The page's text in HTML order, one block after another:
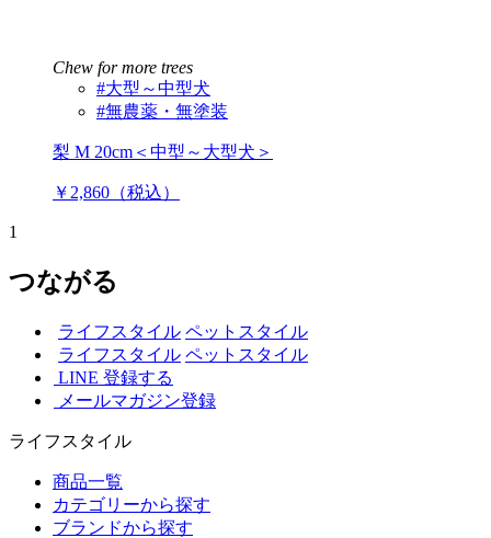
Chew for more trees
#大型～中型犬
#無農薬・無塗装
梨 M 20cm＜中型～大型犬＞
￥2,860（税込）
1
つながる
ライフスタイル ペットスタイル
ライフスタイル ペットスタイル
LINE 登録する
メールマガジン登録
ライフスタイル
商品一覧
カテゴリーから探す
ブランドから探す